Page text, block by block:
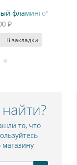
фламинго"
₽
В закладки
то, что